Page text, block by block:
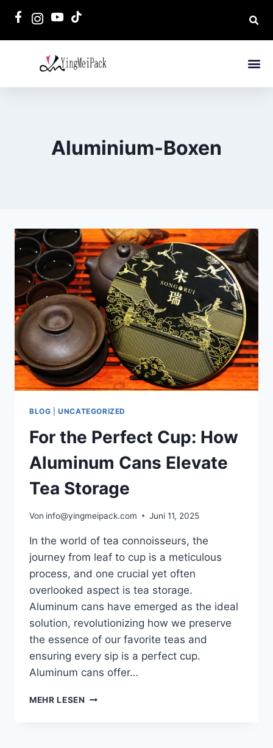
Aluminium-Boxen
BLOG |UNCATEGORIZED
For the Perfect Cup: How
Aluminum Cans Elevate
Tea Storage
Von info@yingmeipack.com Juni 11, 2025
In the world of tea connoisseurs, the
journey from leaf to cup is a meticulous
process, and one crucial yet often
overlooked aspect is tea storage.
Aluminum cans have emerged as the ideal
solution, revolutionizing how we preserve
the essence of our favorite teas and
ensuring every sip is a perfect cup.​
Aluminum cans offer…
MEHR LESEN